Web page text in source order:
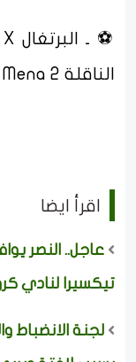
الناقلة beIN Sports Mena 2
اقرأ ايضا
عاجل.. النصر
تيكسيرا لنادي
لجنة الانضباط